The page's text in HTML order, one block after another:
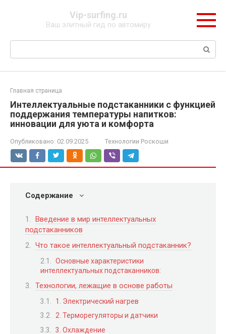
Vip-surfing.ru
Ваш элитный гид по автомиру
Поиск:
Главная страница
Интеллектуальные подстаканники с функцией
поддержания температуры напитков:
инновации для уюта и комфорта
Опубликовано: 02.09.2025 Технологии Роскоши
Содержание
Введение в мир интеллектуальных
подстаканников
Что такое интеллектуальный подстаканник?
Основные характеристики
интеллектуальных подстаканников:
Технологии, лежащие в основе работы
1. Электрический нагрев
2. Терморегуляторы и датчики
3. Охлаждение